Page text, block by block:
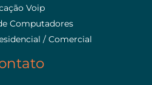
Voip
Computadores
/ Comercial